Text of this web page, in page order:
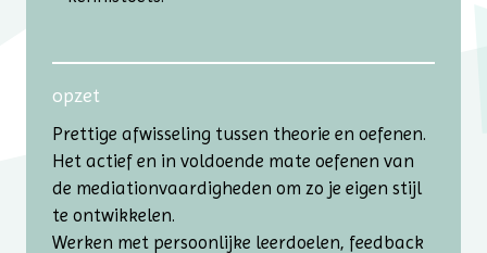
opzet
Prettige afwisseling tussen theorie en oefenen.
Het actief en in voldoende mate oefenen van
de mediationvaardigheden om zo je eigen stijl
te ontwikkelen.
Werken met persoonlijke leerdoelen, feedback